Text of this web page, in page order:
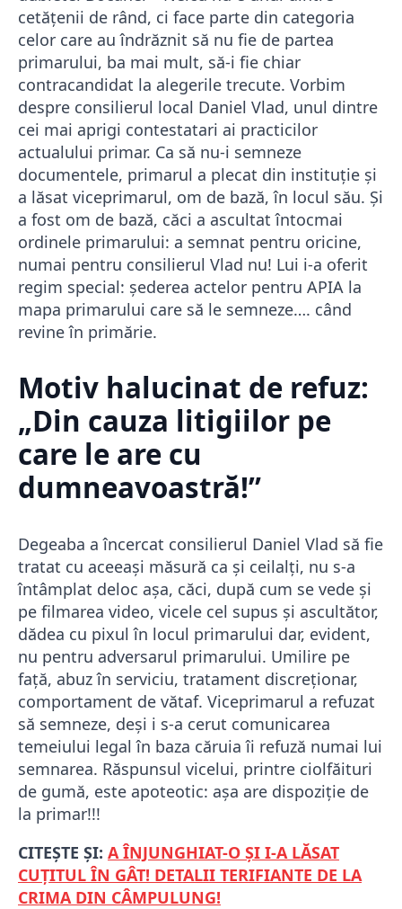
cetățenii de rând, ci face parte din categoria
celor care au îndrăznit să nu fie de partea
primarului, ba mai mult, să-i fie chiar
contracandidat la alegerile trecute. Vorbim
despre consilierul local Daniel Vlad, unul dintre
cei mai aprigi contestatari ai practicilor
actualului primar. Ca să nu-i semneze
documentele, primarul a plecat din instituție și
a lăsat viceprimarul, om de bază, în locul său. Și
a fost om de bază, căci a ascultat întocmai
ordinele primarului: a semnat pentru oricine,
numai pentru consilierul Vlad nu! Lui i-a oferit
regim special: șederea actelor pentru APIA la
mapa primarului care să le semneze…. când
revine în primărie.
Motiv halucinat de refuz:
„Din cauza litigiilor pe
care le are cu
dumneavoastră!”
Degeaba a încercat consilierul Daniel Vlad să fie
tratat cu aceeași măsură ca și ceilalți, nu s-a
întâmplat deloc așa, căci, după cum se vede și
pe filmarea video, vicele cel supus și ascultător,
dădea cu pixul în locul primarului dar, evident,
nu pentru adversarul primarului. Umilire pe
față, abuz în serviciu, tratament discreționar,
comportament de vătaf. Viceprimarul a refuzat
să semneze, deși i s-a cerut comunicarea
temeiului legal în baza căruia îi refuză numai lui
semnarea. Răspunsul vicelui, printre ciolfăituri
de gumă, este apoteotic: așa are dispoziție de
la primar!!!
CITEȘTE ȘI: A ÎNJUNGHIAT-O ȘI I-A LĂSAT
CUȚITUL ÎN GÂT! DETALII TERIFIANTE DE LA
CRIMA DIN CÂMPULUNG!